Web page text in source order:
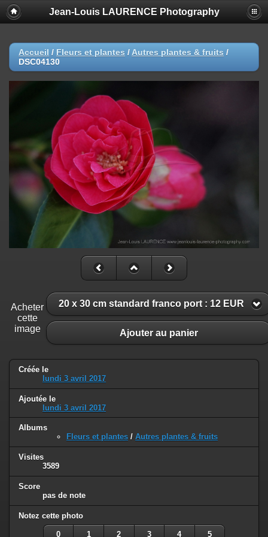
Jean-Louis LAURENCE Photography
Accueil / Fleurs et plantes / Autres plantes & fruits /
DSC04130
Acheter
cette
image
20 x 30 cm standard franco port : 12 EUR
Ajouter au panier
Créée le
lundi 3 avril 2017
Ajoutée le
lundi 3 avril 2017
Albums
Fleurs et plantes / Autres plantes & fruits
Visites
3589
Score
pas de note
Notez cette photo
0 1 2 3 4 5